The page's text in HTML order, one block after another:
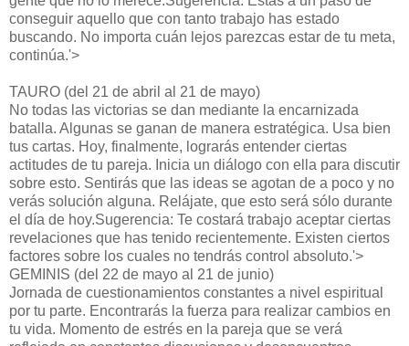
conseguir aquello que con tanto trabajo has estado
buscando. No importa cuán lejos parezcas estar de tu meta,
continúa.'>
TAURO (del 21 de abril al 21 de mayo)
No todas las victorias se dan mediante la encarnizada
batalla. Algunas se ganan de manera estratégica. Usa bien
tus cartas. Hoy, finalmente, lograrás entender ciertas
actitudes de tu pareja. Inicia un diálogo con ella para discutir
sobre esto. Sentirás que las ideas se agotan de a poco y no
verás solución alguna. Relájate, que esto será sólo durante
el día de hoy.Sugerencia: Te costará trabajo aceptar ciertas
revelaciones que has tenido recientemente. Existen ciertos
factores sobre los cuales no tendrás control absoluto.'>
GEMINIS (del 22 de mayo al 21 de junio)
Jornada de cuestionamientos constantes a nivel espiritual
por tu parte. Encontrarás la fuerza para realizar cambios en
tu vida. Momento de estrés en la pareja que se verá